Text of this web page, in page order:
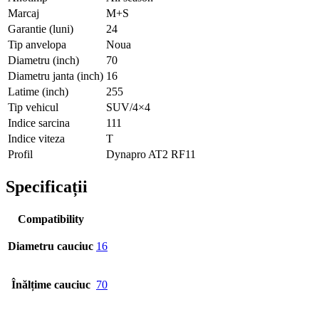
Marcaj
M+S
Garantie (luni)
24
Tip anvelopa
Noua
Diametru (inch)
70
Diametru janta (inch) 16
Latime (inch)
255
Tip vehicul
SUV/4×4
Indice sarcina
111
Indice viteza
T
Profil
Dynapro AT2 RF11
Specificații
Compatibility
Diametru cauciuc 16
Înălțime cauciuc 70